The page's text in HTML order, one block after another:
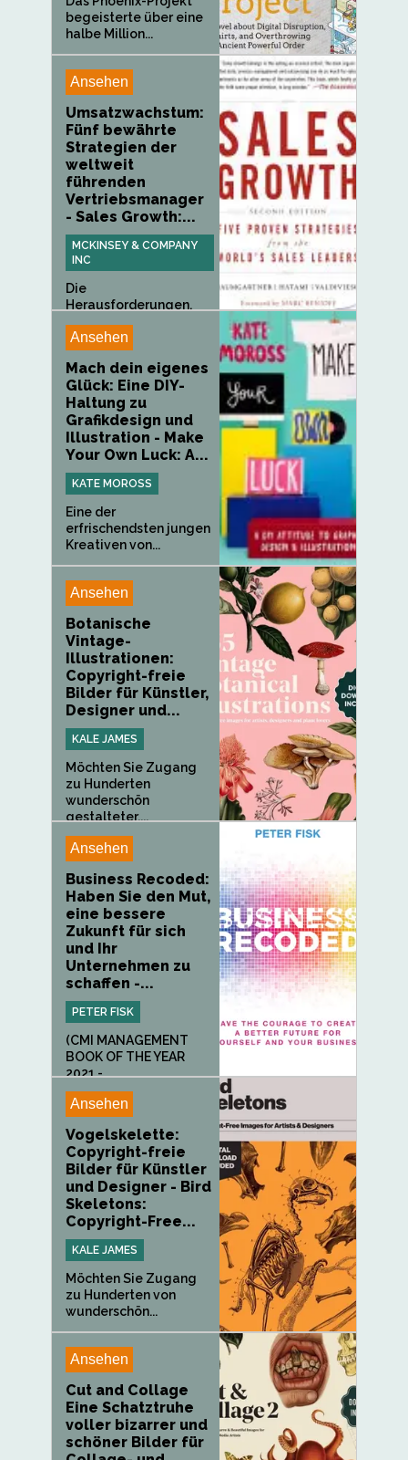
begeisterte über eine
halbe Million...
Ansehen
Umsatzwachstum:
Fünf bewährte
Strategien der
weltweit
führenden
Vertriebsmanager
- Sales Growth:...
MCKINSEY & COMPANY
INC
Die
Herausforderungen,
heutigen...
Ansehen
Mach dein eigenes
Glück: Eine DIY-
Haltung zu
Grafikdesign und
Illustration - Make
Your Own Luck: A...
KATE MOROSS
Eine der
erfrischendsten jungen
Kreativen von...
Ansehen
Botanische
Vintage-
Illustrationen:
Copyright-freie
Bilder für Künstler,
Designer und...
KALE JAMES
Möchten Sie Zugang
zu Hunderten
wunderschön
gestalteter,...
Ansehen
Business Recoded:
Haben Sie den Mut,
eine bessere
Zukunft für sich
und Ihr
Unternehmen zu
schaffen -...
PETER FISK
(CMI MANAGEMENT
BOOK OF THE YEAR
2021 -...
Ansehen
Vogelskelette:
Copyright-freie
Bilder für Künstler
und Designer - Bird
Skeletons:
Copyright-Free...
KALE JAMES
Möchten Sie Zugang
zu Hunderten von
wunderschön...
Ansehen
Cut and Collage
Eine Schatztruhe
voller bizarrer und
schöner Bilder für